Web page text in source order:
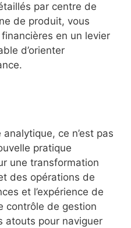
par centre de
de produit, vous
en un levier
d’orienter
ce n’est pas
pratique
une transformation
des opérations de
et l’expérience de
contrôle de gestion
atouts pour naviguer